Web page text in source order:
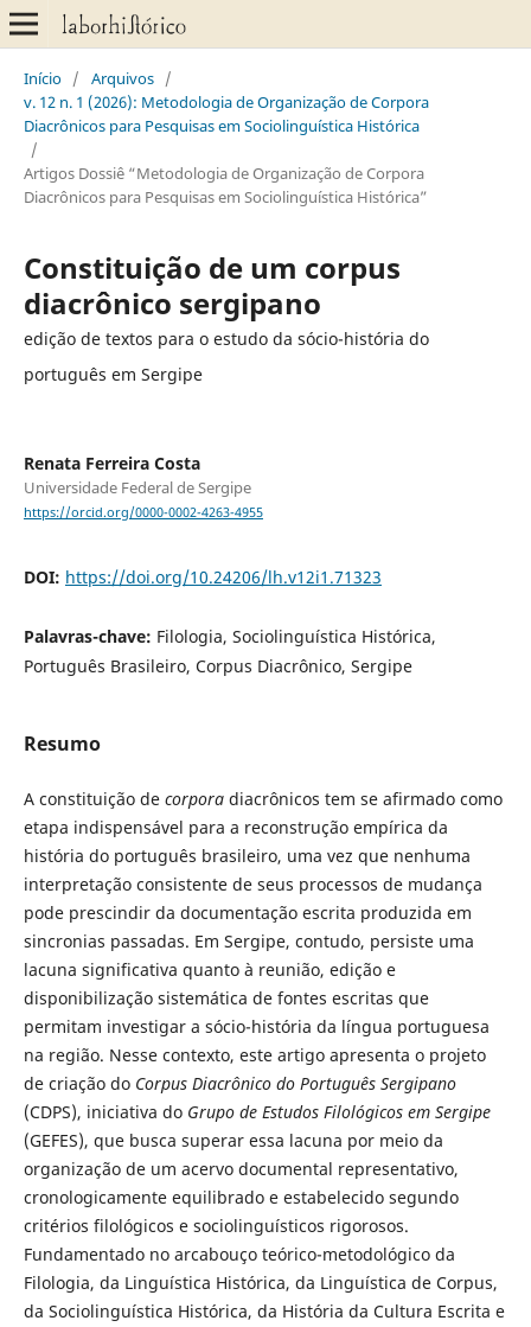
Início / Arquivos /
v. 12 n. 1 (2026): Metodologia de Organização de Corpora
Diacrônicos para Pesquisas em Sociolinguística Histórica
/
Artigos Dossiê “Metodologia de Organização de Corpora
Diacrônicos para Pesquisas em Sociolinguística Histórica”
Constituição de um corpus
diacrônico sergipano
edição de textos para o estudo da sócio-história do
português em Sergipe
Renata Ferreira Costa
Universidade Federal de Sergipe
https://orcid.org/0000-0002-4263-4955
DOI: https://doi.org/10.24206/lh.v12i1.71323
Palavras-chave: Filologia, Sociolinguística Histórica,
Português Brasileiro, Corpus Diacrônico, Sergipe
Resumo
A constituição de corporadiacrônicos tem se afirmado como
etapa indispensável para a reconstrução empírica da
história do português brasileiro, uma vez que nenhuma
interpretação consistente de seus processos de mudança
pode prescindir da documentação escrita produzida em
sincronias passadas. Em Sergipe, contudo, persiste uma
lacuna significativa quanto à reunião, edição e
disponibilização sistemática de fontes escritas que
permitam investigar a sócio-história da língua portuguesa
na região. Nesse contexto, este artigo apresenta o projeto
de criação do Corpus Diacrônico do Português Sergipano
(CDPS), iniciativa do Grupo de Estudos Filológicos em Sergipe
(GEFES), que busca superar essa lacuna por meio da
organização de um acervo documental representativo,
cronologicamente equilibrado e estabelecido segundo
critérios filológicos e sociolinguísticos rigorosos.
Fundamentado no arcabouço teórico-metodológico da
Filologia, da Linguística Histórica, da Linguística de Corpus,
da Sociolinguística Histórica, da História da Cultura Escrita e